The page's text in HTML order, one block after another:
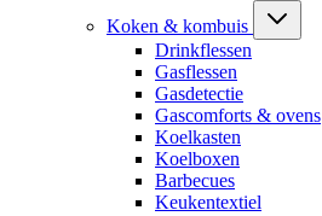
Koken & kombuis
Drinkflessen
Gasflessen
Gasdetectie
Gascomforts & ovens
Koelkasten
Koelboxen
Barbecues
Keukentextiel